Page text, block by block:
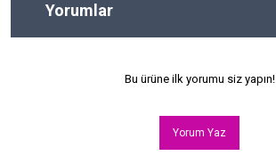
Yorumlar
Bu ürüne ilk yorumu siz yapın!
Yorum Yaz